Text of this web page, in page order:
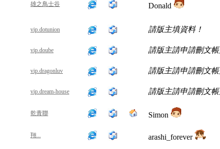
雄之鳥士谷 Donald
vip.dotunion 請版主填資料！
vip.doube 請版主請申請刪文
vip.dragonluv 請版主請申請刪文
vip.dream-house 請版主請申請刪文
乾青聯 Simon
翔... arashi_forever